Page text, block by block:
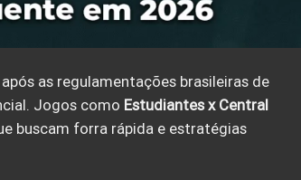
as regulamentações brasileiras de
Jogos como Estudiantes x Central
buscam forra rápida e estratégias